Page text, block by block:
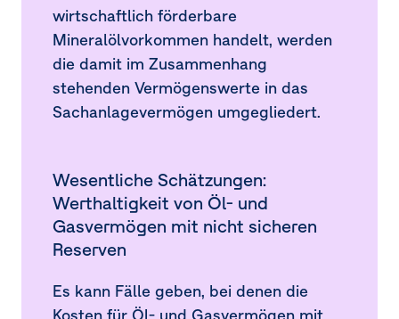
wirtschaftlich förderbare
Mineralölvorkommen handelt, werden
die damit im Zusammenhang
stehenden Vermögenswerte in das
Sachanlagevermögen umgegliedert.
Wesentliche Schätzungen:
Werthaltigkeit von Öl- und
Gasvermögen mit nicht sicheren
Reserven
Es kann Fälle geben, bei denen die